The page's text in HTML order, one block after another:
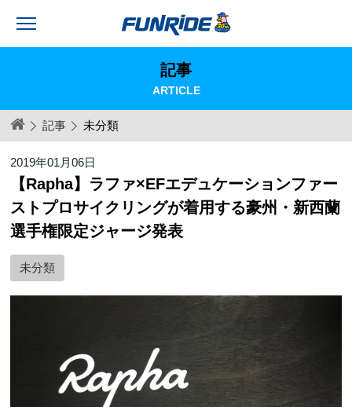
記事
ARTICLE
記事 未分類
2019年01月06日
【Rapha】ラファ×EFエデュケーションファー
ストプロサイクリングが着用する豪州・新西蘭
選手権限定ジャージ発表
未分類